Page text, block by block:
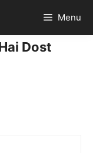
Menu
Dost